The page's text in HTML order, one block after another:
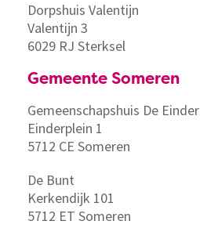
Dorpshuis Valentijn
Valentijn 3
6029 RJ Sterksel
Gemeente Someren
Gemeenschapshuis De Einder
Einderplein 1
5712 CE Someren
De Bunt
Kerkendijk 101
5712 ET Someren